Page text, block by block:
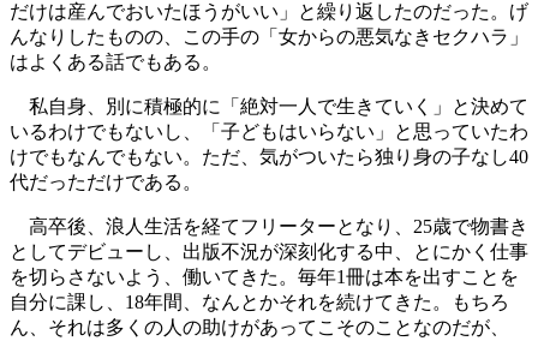
だけは産んでおいたほうがいい」と繰り返したのだった。げ
んなりしたものの、この手の「女からの悪気なきセクハラ」
はよくある話でもある。
私自身、別に積極的に「絶対一人で生きていく」と決めて
いるわけでもないし、「子どもはいらない」と思っていたわ
けでもなんでもない。ただ、気がついたら独り身の子なし40
代だっただけである。
高卒後、浪人生活を経てフリーターとなり、25歳で物書き
としてデビューし、出版不況が深刻化する中、とにかく仕事
を切らさないよう、働いてきた。毎年1冊は本を出すことを
自分に課し、18年間、なんとかそれを続けてきた。もちろ
ん、それは多くの人の助けがあってこそのことなのだが、